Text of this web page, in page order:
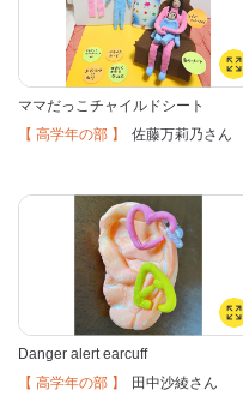
ママだっこチャイルドシート
【 高学年の部 】 佐藤万莉乃さん
Danger alert earcuff
【 高学年の部 】 田中沙綾さん